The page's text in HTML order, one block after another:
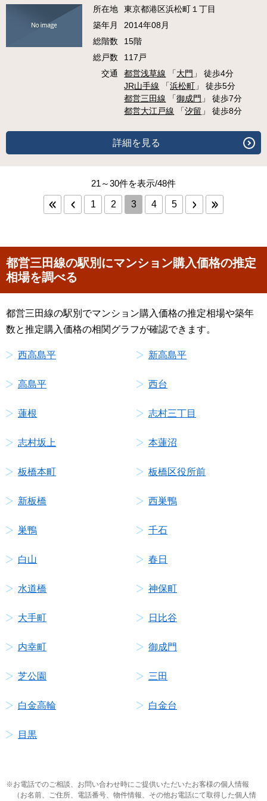
所在地
東京都港区浜松町１丁目
築年月
2014年08月
総階数
15階
総戸数
117戸
交通
都営浅草線 「大門 」 徒歩4分
JR山手線 「浜松町 」 徒歩5分
都営三田線 「御成門 」 徒歩7分
都営大江戸線 「汐留 」 徒歩8分
詳細を見る
21～30件を表示/48件
1 2 3 4 5
都営三田線の駅別にマンション購入価格の推定
相場を調べる
都営三田線の駅別でマンション購入価格の推定相場や築年
数と推定購入価格の相関グラフが確認できます。
西高島平 新高島平
高島平 西台
蓮根 志村三丁目
志村坂上 本蓮沼
板橋本町 板橋区役所前
新板橋 西巣鴨
巣鴨 千石
白山 春日
水道橋 神保町
大手町 日比谷
内幸町 御成門
芝公園 三田
白金高輪 白金台
目黒
お電話でのご相談、お問い合わせ時にご提供いただいたお客様の個人情報
（お名前、ご住所、電話番号、物件情報、その他お電話にて取得した個人情